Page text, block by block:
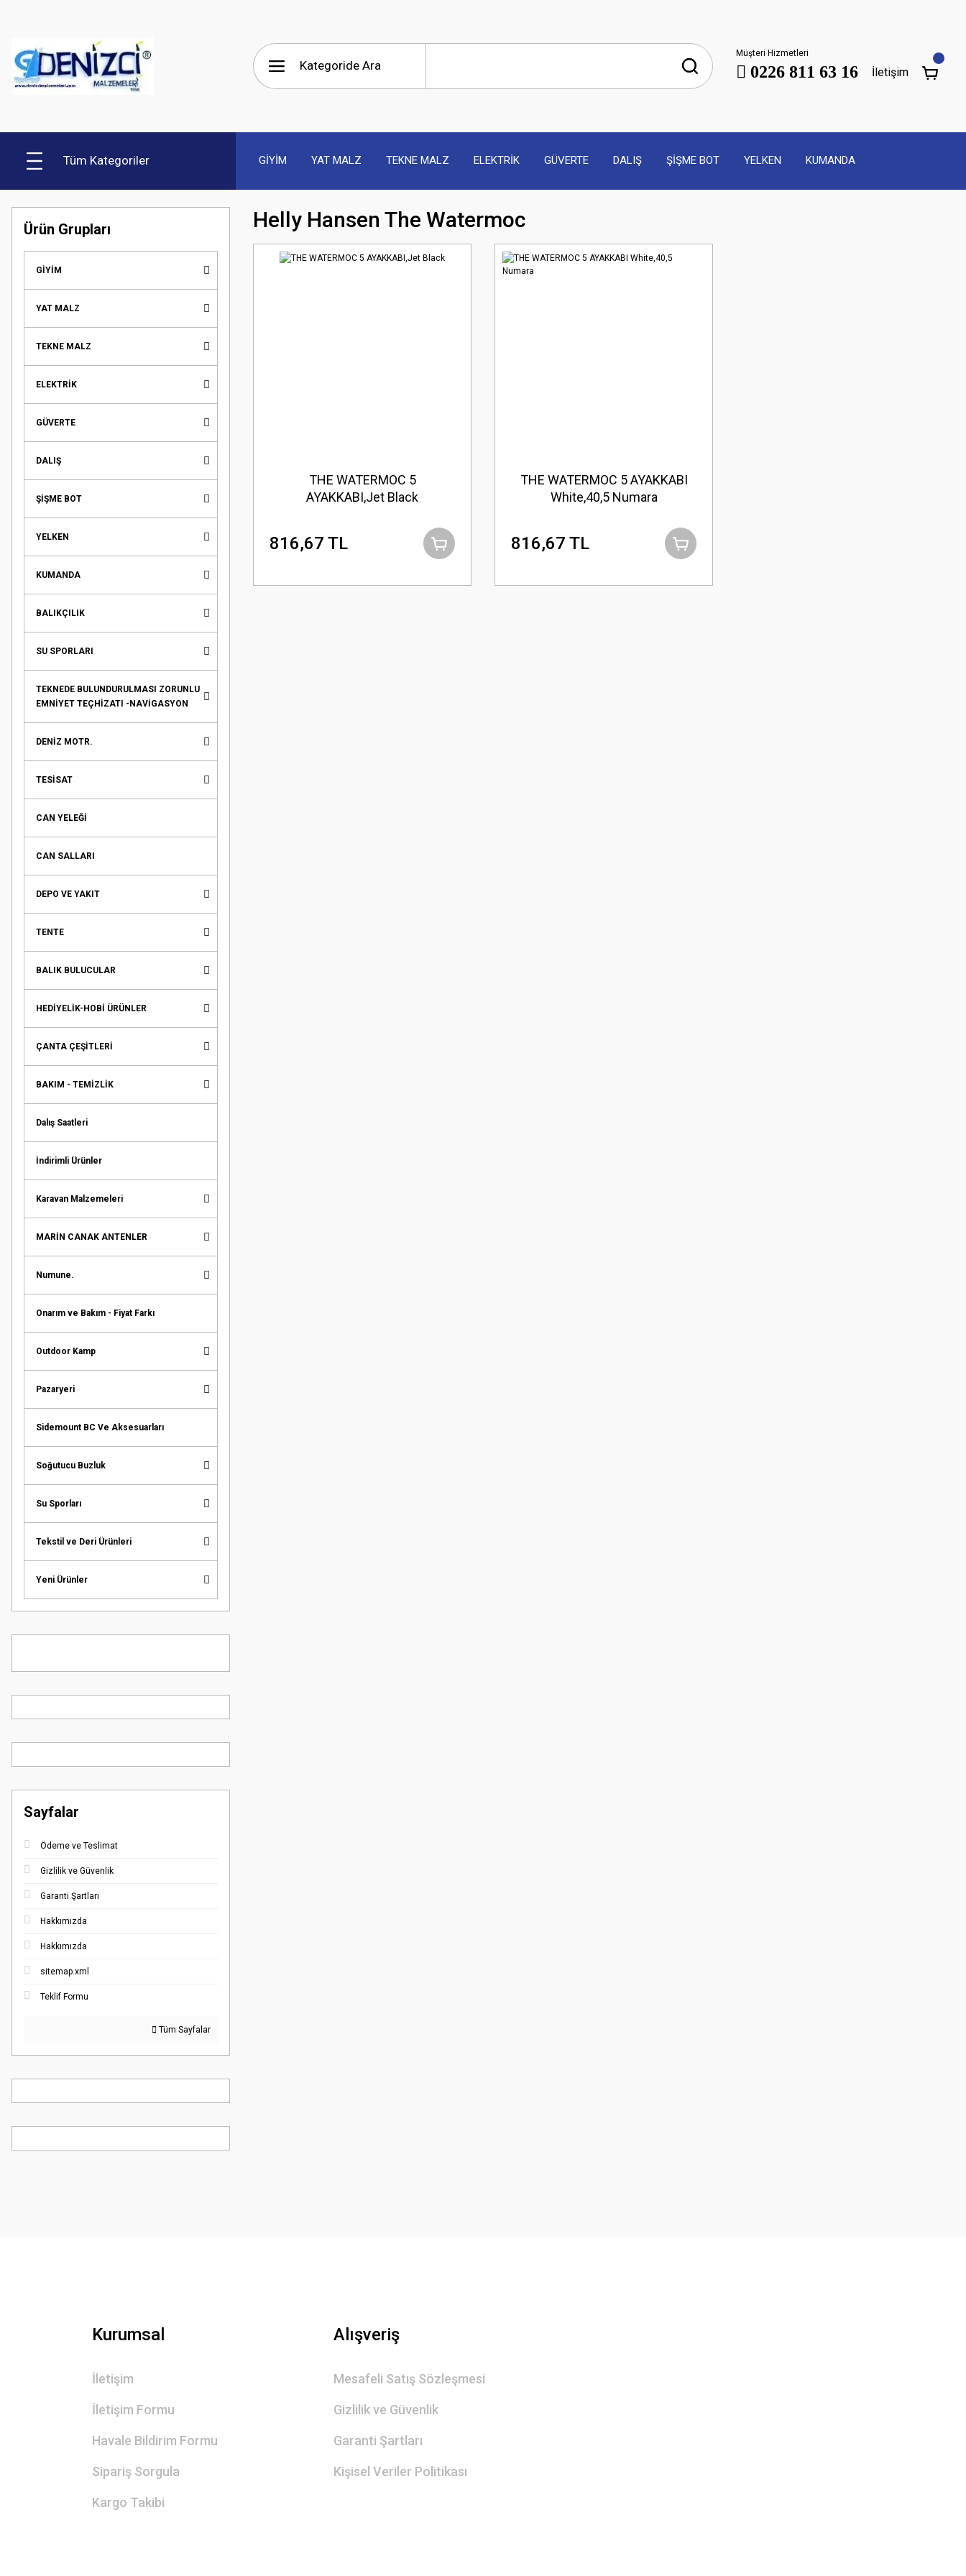
Müşteri Hizmetleri
0226 811 63 16 İletişim
Tüm Kategoriler GİYİM YAT MALZ TEKNE MALZ ELEKTRİK GÜVERTE DALIŞ ŞİŞME BOT YELKEN KUMANDA
Ürün Grupları
GİYİM
YAT MALZ
TEKNE MALZ
ELEKTRİK
GÜVERTE
DALIŞ
ŞİŞME BOT
YELKEN
KUMANDA
BALIKÇILIK
SU SPORLARI
TEKNEDE BULUNDURULMASI ZORUNLU
EMNİYET TEÇHİZATI -NAVİGASYON
DENİZ MOTR.
TESİSAT
CAN YELEĞİ
CAN SALLARI
DEPO VE YAKIT
TENTE
BALIK BULUCULAR
HEDİYELİK-HOBİ ÜRÜNLER
ÇANTA ÇEŞİTLERİ
BAKIM - TEMİZLİK
Dalış Saatleri
İndirimli Ürünler
Karavan Malzemeleri
MARİN CANAK ANTENLER
Numune.
Onarım ve Bakım - Fiyat Farkı
Outdoor Kamp
Pazaryeri
Sidemount BC Ve Aksesuarları
Soğutucu Buzluk
Su Sporları
Tekstil ve Deri Ürünleri
Yeni Ürünler
Sayfalar
Ödeme ve Teslimat
Gizlilik ve Güvenlik
Garanti Şartları
Hakkımızda
Hakkımızda
sitemap.xml
Teklif Formu
Tüm Sayfalar
Helly Hansen The Watermoc
THE WATERMOC 5
AYAKKABI,Jet Black
816,67 TL
THE WATERMOC 5 AYAKKABI
White,40,5 Numara
816,67 TL
Kurumsal
İletişim
İletişim Formu
Havale Bildirim Formu
Sipariş Sorgula
Kargo Takibi
Alışveriş
Mesafeli Satış Sözleşmesi
Gizlilik ve Güvenlik
Garanti Şartları
Kişisel Veriler Politikası